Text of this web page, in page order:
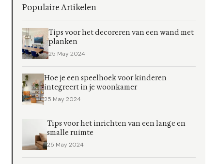
Populaire Artikelen
Tips voor het decoreren van een wand met
planken
25 May 2024
Hoe je een speelhoek voor kinderen
integreert in je woonkamer
25 May 2024
Tips voor het inrichten van een lange en
smalle ruimte
25 May 2024